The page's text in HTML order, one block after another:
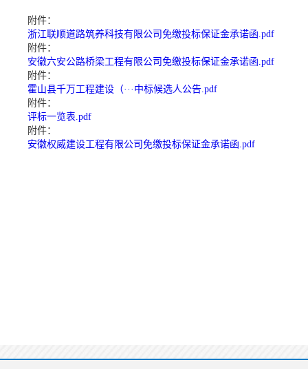
附件：
浙江联顺道路筑养科技有限公司免缴投标保证金承诺函.pdf
附件：
安徽六安公路桥梁工程有限公司免缴投标保证金承诺函.pdf
附件：
霍山县千万工程建设（···中标候选人公告.pdf
附件：
评标一览表.pdf
附件：
安徽权威建设工程有限公司免缴投标保证金承诺函.pdf